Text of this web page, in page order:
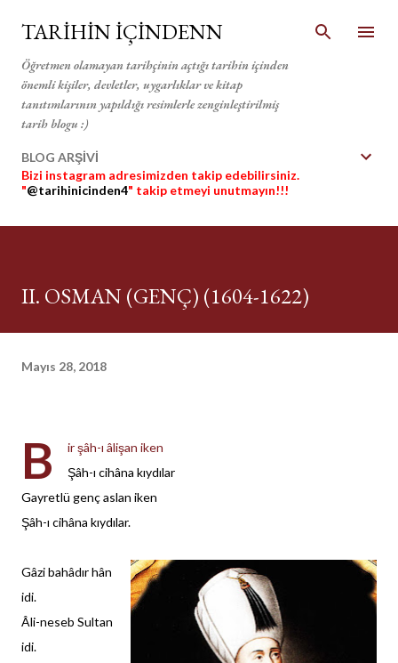
Ana içeriğe atla
TARİHİN İÇİNDENN
Öğretmen olamayan tarihçinin açtığı tarihin içinden
önemli kişiler, devletler, uygarlıklar ve kitap
tanıtımlarının yapıldığı resimlerle zenginleştirilmiş
tarih blogu :)
BLOG ARŞİVİ
Bizi instagram adresimizden takip edebilirsiniz.
"@tarihinicinden4" takip etmeyi unutmayın!!!
II. OSMAN (GENÇ) (1604-1622)
Mayıs 28, 2018
B
ir şâh-ı âlişan iken
Şâh-ı cihâna kıydılar
Gayretlü genç aslan iken
Şâh-ı cihâna kıydılar.
Gâzi bahâdır hân
idi.
Âli-neseb Sultan
idi.